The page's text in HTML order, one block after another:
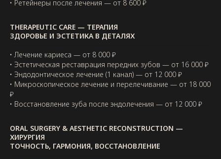
• Ретейнеры после лечения — от 8 600 ₽
THERAPEUTIC CARE — ТЕРАПИЯ
ЗДОРОВЬЕ И ЭСТЕТИКА В ДЕТАЛЯХ
• Лечение кариеса — от 8 000 ₽
• Эстетическая реставрация передних зубов — от 16 000 ₽
• Эндодонтическое лечение (1 канал) — от 12 000 ₽
• Микроскопическое лечение и перелечивание — от 18 000
₽
• Восстановление зуба после эндолечения — от 12 000 ₽
ORAL SURGERY & AESTHETIC RECONSTRUCTION —
ХИРУРГИЯ
ТОЧНОСТЬ, ГАРМОНИЯ, ВОССТАНОВЛЕНИЕ